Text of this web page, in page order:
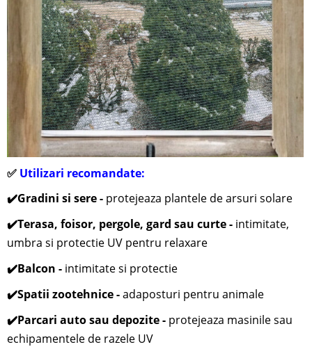
✅ Utilizari recomandate:
✔️Gradini si sere - protejeaza plantele de arsuri solare
✔️Terasa, foisor, pergole, gard sau curte - intimitate,
umbra si protectie UV pentru relaxare
✔️Balcon - intimitate si protectie
✔️Spatii zootehnice -adaposturi pentru animale
✔️Parcari auto sau depozite - protejeaza masinile sau
echipamentele de razele UV